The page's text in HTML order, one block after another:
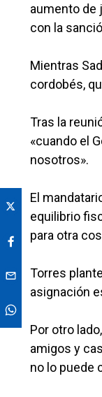
aumento de
con la
Mientras
cordobés,
Tras la
«cuando el
nosotros».
El
equilibrio
para otra
Torres
asignación
Por otro
amigos y
no lo puede